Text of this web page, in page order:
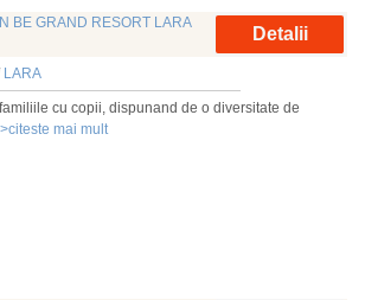
BE GRAND RESORT LARA
Detalii
LARA
cu copii, dispunand de o diversitate de
mai mult